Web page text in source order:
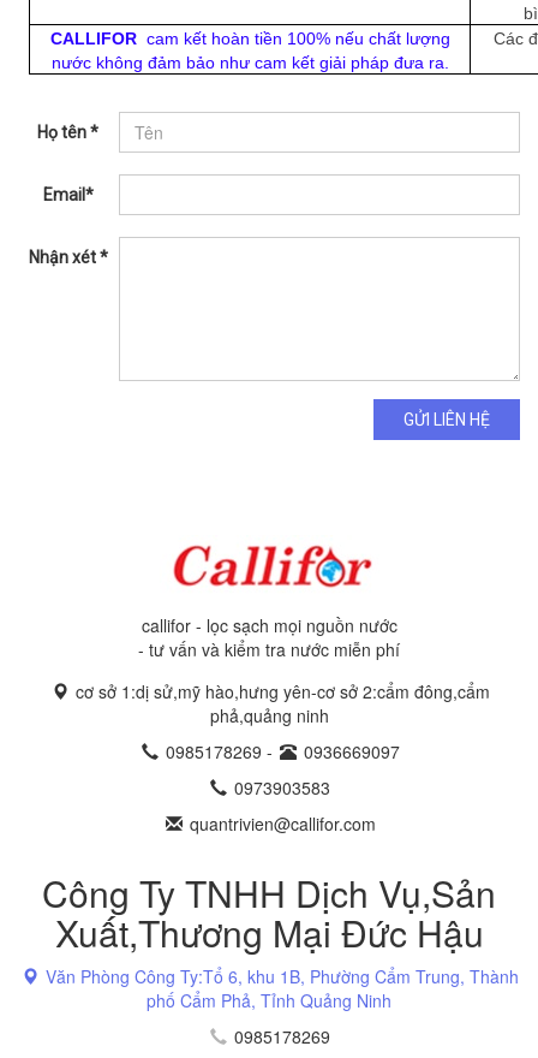
CALLIFOR cam kết hoàn tiền 100% nếu chất lượng
nước không đảm bảo như cam kết giải pháp đưa ra.
Các
Họ tên *
Email*
Nhận xét *
GỬI LIÊN HỆ
callifor - lọc sạch mọi nguồn nước
- tư vấn và kiểm tra nước miễn phí
cơ sở 1:dị sử,mỹ hào,hưng yên-cơ sở 2:cẩm đông,cẩm
phả,quảng ninh
0985178269 -
0936669097
0973903583
quantrivien@callifor.com
Công Ty TNHH Dịch Vụ,Sản
Xuất,Thương Mại Đức Hậu
Văn Phòng Công Ty:Tổ 6, khu 1B, Phường Cẩm Trung, Thành
phố Cẩm Phả, Tỉnh Quảng Ninh
0985178269